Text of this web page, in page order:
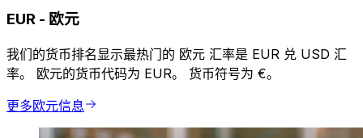
EUR - 欧元
我们的货币排名显示最热门的 欧元 汇率是 EUR 兑 USD 汇
率。 欧元的货币代码为 EUR。 货币符号为 €。
更多欧元信息